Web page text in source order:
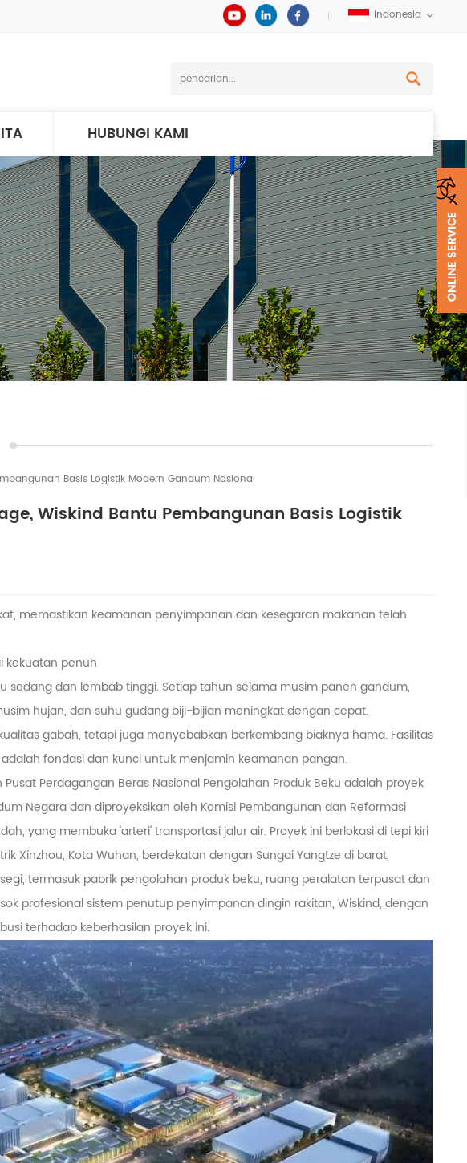
Indonesia
HUBUNGI KAMI
Basis Logistik Modern Gandum Nasional
Wiskind Bantu Pembangunan Basis Logistik
memastikan keamanan penyimpanan dan kesegaran makanan telah
kekuatan penuh
sedang dan lembab tinggi. Setiap tahun selama musim panen gandum,
hujan, dan suhu gudang biji-bijian meningkat dengan cepat.
gabah, tetapi juga menyebabkan berkembang biaknya hama. Fasilitas
fondasi dan kunci untuk menjamin keamanan pangan.
Perdagangan Beras Nasional Pengolahan Produk Beku adalah proyek
Negara dan diproyeksikan oleh Komisi Pembangunan dan Reformasi
yang membuka 'arteri' transportasi jalur air. Proyek ini berlokasi di tepi kiri
Xinzhou, Kota Wuhan, berdekatan dengan Sungai Yangtze di barat,
termasuk pabrik pengolahan produk beku, ruang peralatan terpusat dan
profesional sistem penutup penyimpanan dingin rakitan, Wiskind, dengan
terhadap keberhasilan proyek ini.